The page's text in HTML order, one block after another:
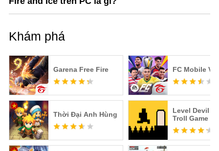
Khám phá
Garena Free Fire FC Mobile VN
Thời Đại Anh Hùng
Level Devil -
Troll Game